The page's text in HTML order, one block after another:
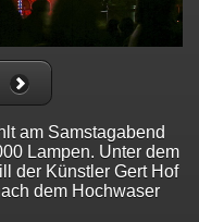
am Samstagabend
Lampen. Unter dem
der Künstler Gert Hof
dem Hochwaser